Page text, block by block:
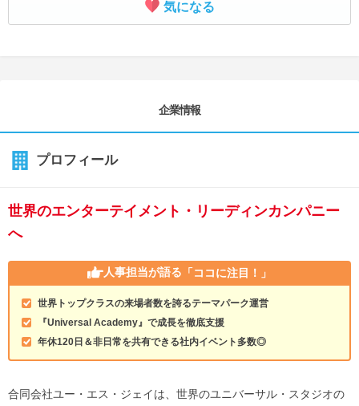
気になる
企業情報
プロフィール
世界のエンターテイメント・リーディンカンパニー
へ
人事担当が語る 「ココに注目！」
世界トップクラスの来場者数を誇るテーマパーク運営
『Universal Academy』で成長を徹底支援
年休120日＆非日常を共有できる社内イベント多数◎
合同会社ユー・エス・ジェイは、世界のユニバーサル・スタジオの